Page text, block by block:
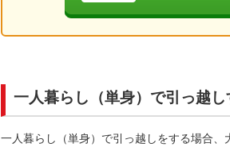
一人暮らし（単身）で引っ越
一人暮らし（単身）で引っ越しをする場合